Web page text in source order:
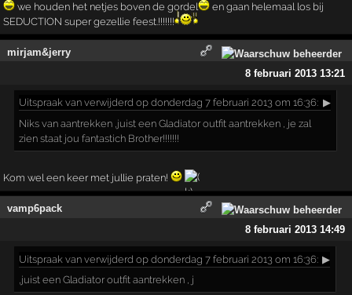
we houden het netjes boven de gordel
en gaan helemaal los bij
SEDUCTION super gezellie feest.!!!!!!!
mirjam&jerry
8 februari 2013 13:21
Uitspraak van verwijderd op donderdag 7 februari 2013 om 16:36: ▶
Niks van aantrekken ,juist een Gladiator outfit aantrekken , je zal
zien staat jou fantastich Brother!!!!!!!
Kom wel een keer met jullie praten!
vamp6pack
8 februari 2013 14:49
Uitspraak van verwijderd op donderdag 7 februari 2013 om 16:36: ▶
,juist een Gladiator outfit aantrekken , j